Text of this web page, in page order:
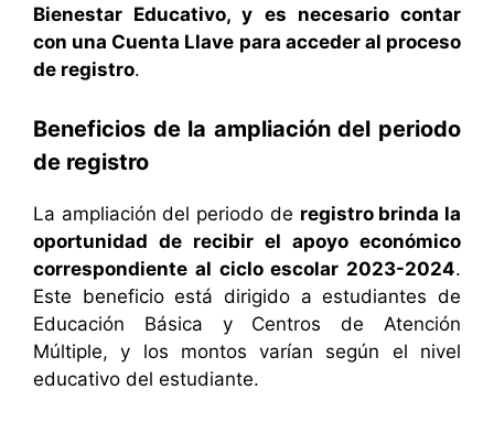
Bienestar Educativo, y es necesario contar
con una Cuenta Llave para acceder al proceso
de registro.
Beneficios de la ampliación del periodo
de registro
La ampliación del periodo de registro brinda la
oportunidad de recibir el apoyo económico
correspondiente al ciclo escolar 2023-2024.
Este beneficio está dirigido a estudiantes de
Educación Básica y Centros de Atención
Múltiple, y los montos varían según el nivel
educativo del estudiante.